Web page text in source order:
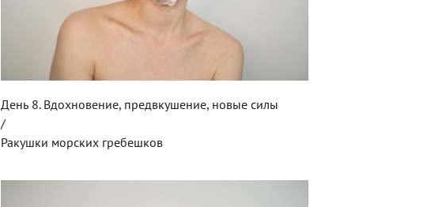
День 8. Вдохновение, предвкушение, новые силы
/
Ракушки морских гребешков